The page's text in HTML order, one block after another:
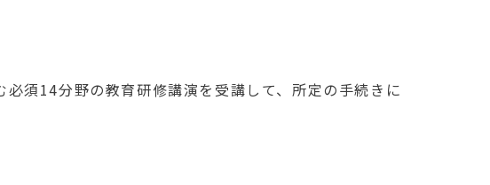
須14分野の教育研修講演を受講して、所定の手続きに